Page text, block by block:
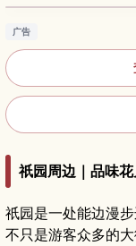
广告
祇园周边｜品味
祇园是一处能边漫
不只是游客众多的